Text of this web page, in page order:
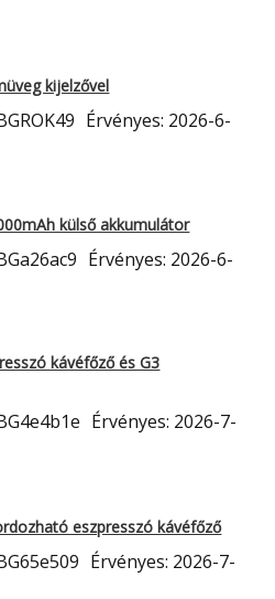
kijelzővel
Érvényes: 2026-6-
külső akkumulátor
Érvényes: 2026-6-
kávéfőző és G3
Érvényes: 2026-7-
eszpresszó kávéfőző
Érvényes: 2026-7-